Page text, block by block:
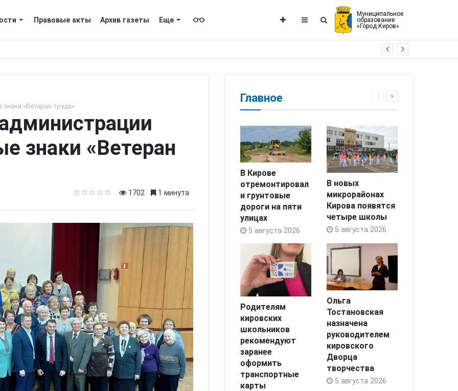
Правовые акты Архив газеты Еще
Муниципальное
образование
«Город Киров»
«Ветеран труда»
знаки «Ветеран
1702 1 минута
Главное
В Кирове
отремонтировал
и грунтовые
дороги на пяти
улицах
5 августа 2026
В новых
микрорайонах
Кирова появятся
четыре школы
5 августа 2026
Родителям
кировских
школьников
рекомендуют
заранее
оформить
транспортные
карты
Ольга
Тостановская
назначена
руководителем
кировского
Дворца
творчества
5 августа 2026